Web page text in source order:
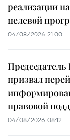
реализации
целевой
04/08/2026 21:00
призвал
правовой
04/08/2026 08:12